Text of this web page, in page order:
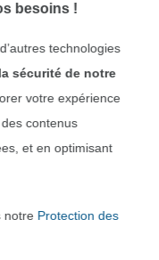
besoins !
technologies
sécurité de notre
votre expérience
contenus
et en optimisant
notre Protection des